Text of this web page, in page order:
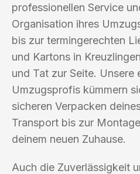
professionellen Service
Organisation ihres
bis zur termingerechten
und Kartons in
und Tat zur Seite. Unsere
Umzugsprofis kümmern
sicheren Verpacken
Transport bis zur
deinem neuen Zuhause.
Auch die Zuverlässigkeit